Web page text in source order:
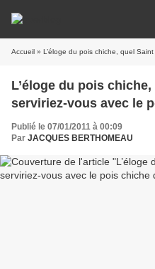
Accueil » L’éloge du pois chiche, quel Saint
L’éloge du pois
serviriez-vous avec le
Publié le 07/01/2011 à 00:09
Par JACQUES BERTHOMEAU